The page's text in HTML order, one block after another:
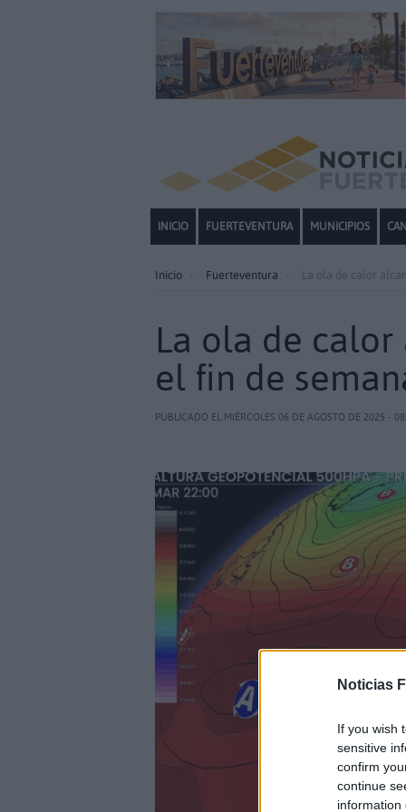
Noticias
If you wish
sensitive
confirm
continue
information
INICIO FUERTEVENTURA MUNICIPIOS
Inicio Fuerteventura La ola de calor
La ola de
el fin de
PUBLICADO EL MIÉRCOLES 06 DE AGOSTO DE 2025 -